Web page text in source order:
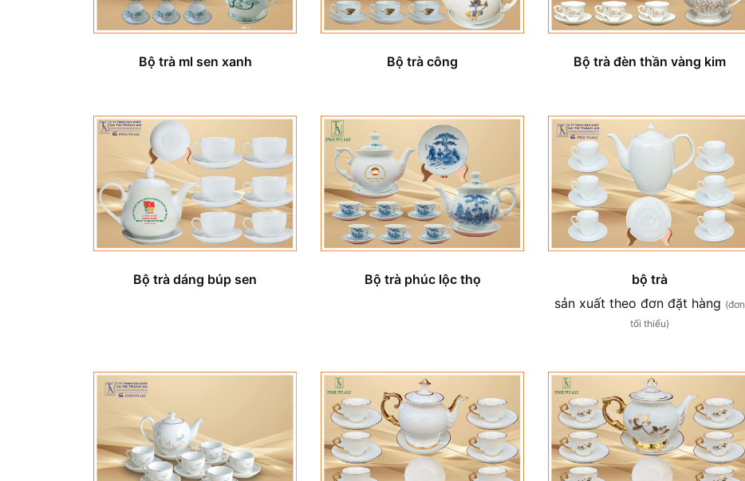
Bộ trà ml sen xanh Bộ trà công Bộ trà đèn thần vàng kim
Bộ trà dáng búp sen Bộ trà phúc lộc thọ
bộ trà
sản xuất theo đơn đặt hàng (đơn
tối thiểu)